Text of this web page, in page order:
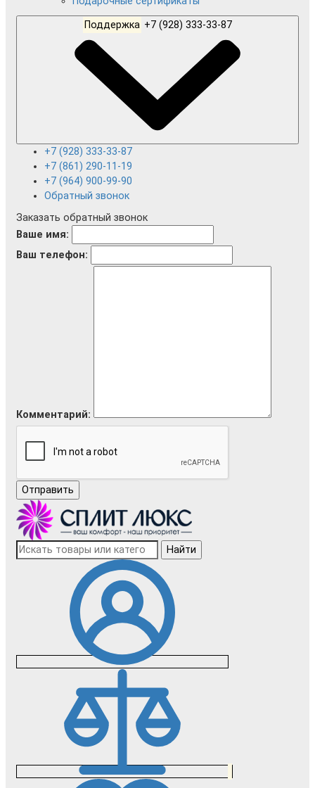
Поддержка
+7 (928) 333-33-87
+7 (861) 290-11-19
+7 (964) 900-99-90
Обратный звонок
Заказать обратный звонок
Ваше имя:
Ваш телефон:
Комментарий:
Отправить
Найти